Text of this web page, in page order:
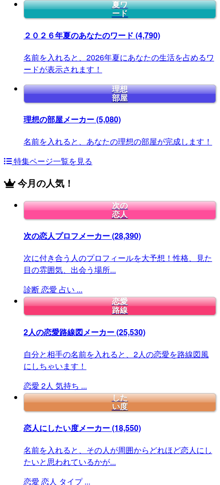
夏ワ
ード
２０２６年夏のあなたのワード (4,790)
名前を入れると、2026年夏にあなたの生活を占めるワ
ードが表示されます！
理想
部屋
理想の部屋メーカー(5,080)
名前を入れると、あなたの理想の部屋が完成します！
特集ページ一覧を見る
今月の人気！
次の
恋人
次の恋人プロフメーカー(28,390)
次に付き合う人のプロフィールを大予想！性格、見た
目の雰囲気、出会う場所...
診断恋愛 占い ...
恋愛
路線
2人の恋愛路線図メーカー(25,530)
自分と相手の名前を入れると、2人の恋愛を路線図風
にしちゃいます！
恋愛 2人 気持ち ...
した
い度
恋人にしたい度メーカー(18,550)
名前を入れると、その人が周囲からどれほど恋人にし
たいと思われているかが...
恋愛 恋人 タイプ ...